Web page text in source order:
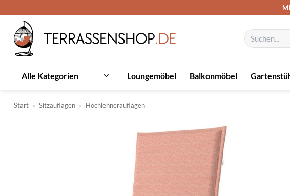
Inhalt
springen
Suchen
nach:
Alle Kategorien Loungemöbel Balkonmöbel
Start » Sitzauflagen » Hochlehnerauflagen